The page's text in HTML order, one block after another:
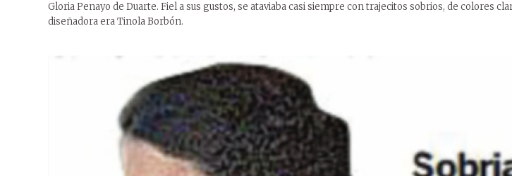
Gloria Penayo de Duarte. Fiel a sus gustos, se ataviaba casi siempre con trajecitos sobrios, de colores
diseñadora era Tinola Borbón.